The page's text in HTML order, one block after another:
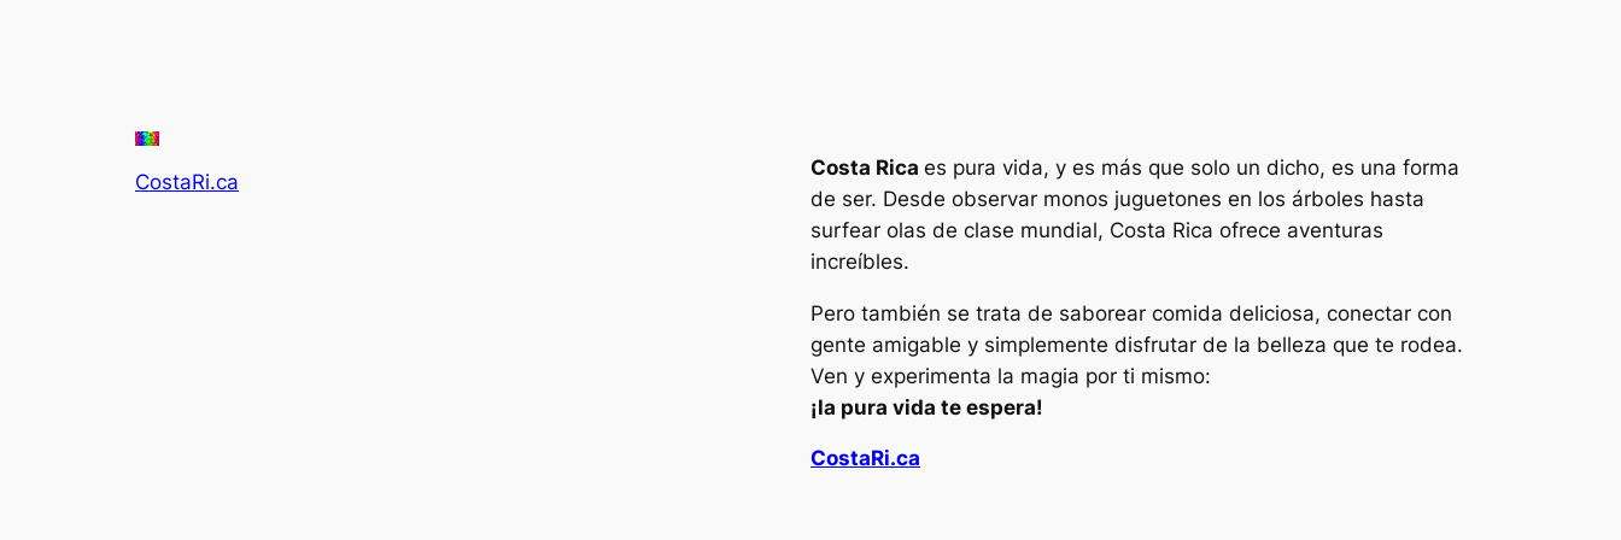
CostaRi.ca
Costa Rica es pura vida, y es más que solo un dicho, es una forma
de ser. Desde observar monos juguetones en los árboles hasta
surfear olas de clase mundial, Costa Rica ofrece aventuras
increíbles.
Pero también se trata de saborear comida deliciosa, conectar con
gente amigable y simplemente disfrutar de la belleza que te rodea.
Ven y experimenta la magia por ti mismo:
¡la pura vida te espera!
CostaRi.ca